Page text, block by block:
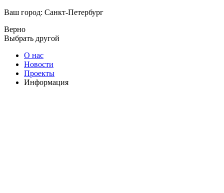
Ваш город: Санкт-Петербург
Верно
Выбрать другой
О нас
Новости
Проекты
Информация